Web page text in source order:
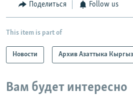
Поделиться Follow us
This item is part of
Новости Архив Азаттыка
Вам будет интересно